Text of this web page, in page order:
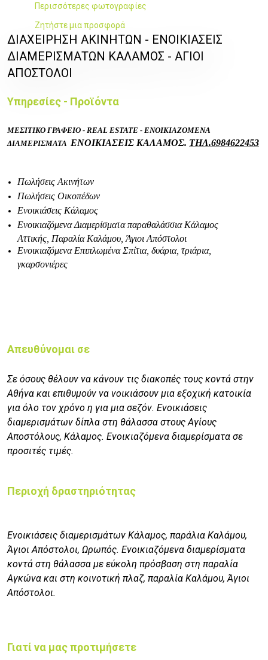
Περισσότερες φωτογραφίες
Ζητήστε μια προσφορά
ΔΙΑΧΕΙΡΗΣΗ ΑΚΙΝΗΤΩΝ - ΕΝΟΙΚΙΑΣΕΙΣ
ΔΙΑΜΕΡΙΣΜΑΤΩΝ ΚΑΛΑΜΟΣ - ΑΓΙΟΙ
ΑΠΟΣΤΟΛΟΙ
Υπηρεσίες - Προϊόντα
ΜΕΣΙΤΙΚΟ ΓΡΑΦΕΙΟ - REAL ESTATE - ENOIKIAZOMENA
ΔΙΑΜΕΡΙΣΜΑΤΑ ΕΝΟΙΚΙΑΣΕΙΣ ΚΑΛΑΜΟΣ. ΤΗΛ.6984622453
Πωλήσεις Ακινήτων
Πωλήσεις Οικοπέδων
Ενοικιάσεις Κάλαμος
Ενοικιαζόμενα Διαμερίσματα παραθαλάσσια Κάλαμος
Αττικής, Παραλία Καλάμου, Άγιοι Απόστολοι
Ενοικιαζόμενα Επιπλωμένα Σπίτια, δυάρια, τριάρια,
γκαρσονιέρες
Απευθύνομαι σε
Σε όσους θέλουν να κάνουν τις διακοπές τους κοντά στην
Αθήνα και επιθυμούν να νοικιάσουν μια εξοχική κατοικία
για όλο τον χρόνο η για μια σεζόν. Ενοικιάσεις
διαμερισμάτων δίπλα στη θάλασσα στους Αγίους
Αποστόλους, Κάλαμος. Ενοικιαζόμενα διαμερίσματα σε
προσιτές τιμές.
Περιοχή δραστηριότητας
Ενοικιάσεις διαμερισμάτων Κάλαμος, παράλια Καλάμου,
Άγιοι Απόστολοι, Ωρωπός. Ενοικιαζόμενα διαμερίσματα
κοντά στη θάλασσα με εύκολη πρόσβαση στη παραλία
Αγκώνα και στη κοινοτική πλαζ, παραλία Καλάμου, Άγιοι
Απόστολοι.
Γιατί να μας προτιμήσετε